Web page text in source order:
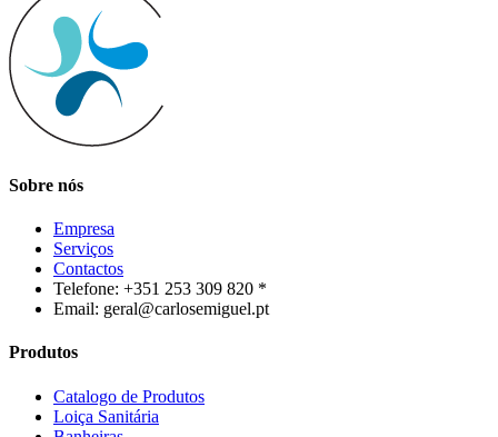
Sobre nós
Empresa
Serviços
Contactos
Telefone: +351 253 309 820 *
Email: geral@carlosemiguel.pt
Produtos
Catalogo de Produtos
Loiça Sanitária